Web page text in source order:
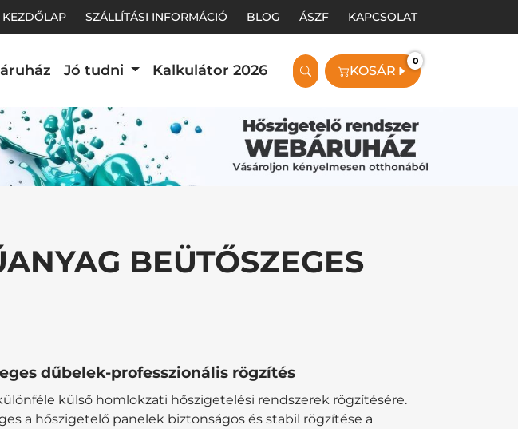
KEZDŐLAP SZÁLLÍTÁSI INFORMÁCIÓ BLOG ÁSZF KAPCSOLAT
Jó tudni Kalkulátor 2026 KOSÁR
0
BEÜTŐSZEGES
dűbelek-professzionális rögzítés
külső homlokzati hőszigetelési rendszerek rögzítésére.
a hőszigetelő panelek biztonságos és stabil rögzítése a